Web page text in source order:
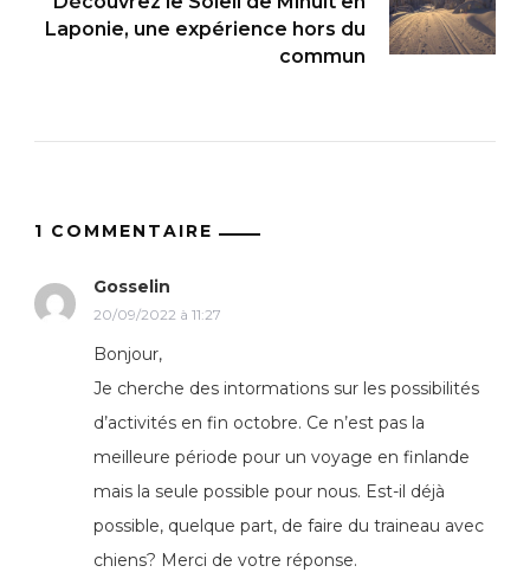
Laponie, une expérience hors du
commun
1 COMMENTAIRE
Gosselin
20/09/2022 à 11:27
Bonjour,
Je cherche des intormations sur les possibilités
d’activités en fin octobre. Ce n’est pas la
meilleure période pour un voyage en finlande
mais la seule possible pour nous. Est-il déjà
possible, quelque part, de faire du traineau avec
chiens? Merci de votre réponse.